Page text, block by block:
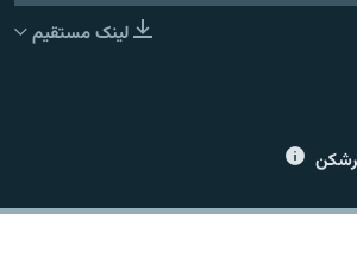
لینک مستقیم